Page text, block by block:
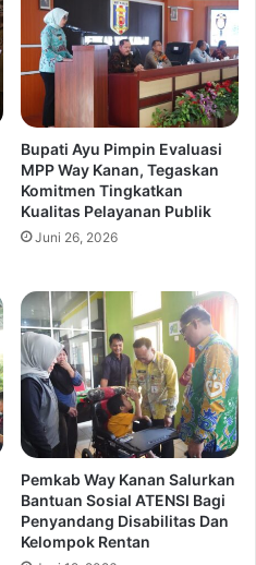
Bupati Ayu Pimpin Evaluasi
MPP Way Kanan, Tegaskan
Komitmen Tingkatkan
Kualitas Pelayanan Publik
Juni 26, 2026
Pemkab Way Kanan Salurkan
Bantuan Sosial ATENSI Bagi
Penyandang Disabilitas Dan
Kelompok Rentan